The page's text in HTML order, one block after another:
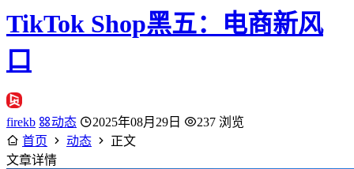
TikTok Shop黑五：电商新风
口
firekb 动态 2025年08月29日
237 浏览
首页
动态
正文
文章详情